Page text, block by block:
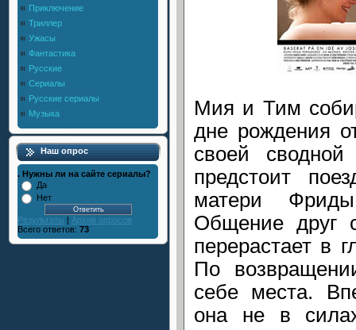
Приключение
Триллер
Ужасы
Фантастика
Русские
Сериалы
Русские сериалы
Музыка
Наш опрос
. Нужны ли на сайте сериалы?
Да
Нет
Результаты | Архив опросов
Всего ответов: 73
Мия и Тим
дне рождения
своей
предстоит
матери
Общение друг
перерастает в
По
себе места.
она не в